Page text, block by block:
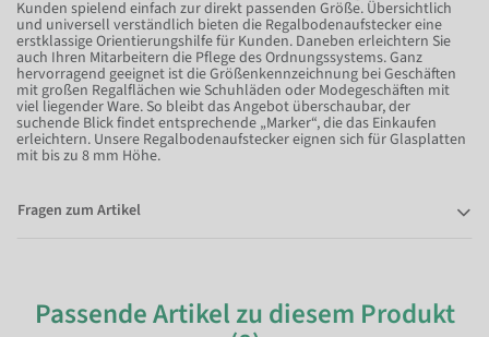
Kunden spielend einfach zur direkt passenden Größe. Übersichtlich
und universell verständlich bieten die Regalbodenaufstecker eine
erstklassige Orientierungshilfe für Kunden. Daneben erleichtern Sie
auch Ihren Mitarbeitern die Pflege des Ordnungssystems. Ganz
hervorragend geeignet ist die Größenkennzeichnung bei Geschäften
mit großen Regalflächen wie Schuhläden oder Modegeschäften mit
viel liegender Ware. So bleibt das Angebot überschaubar, der
suchende Blick findet entsprechende „Marker“, die das Einkaufen
erleichtern. Unsere Regalbodenaufstecker eignen sich für Glasplatten
mit bis zu 8 mm Höhe.
Fragen zum Artikel
Passende Artikel zu diesem Produkt